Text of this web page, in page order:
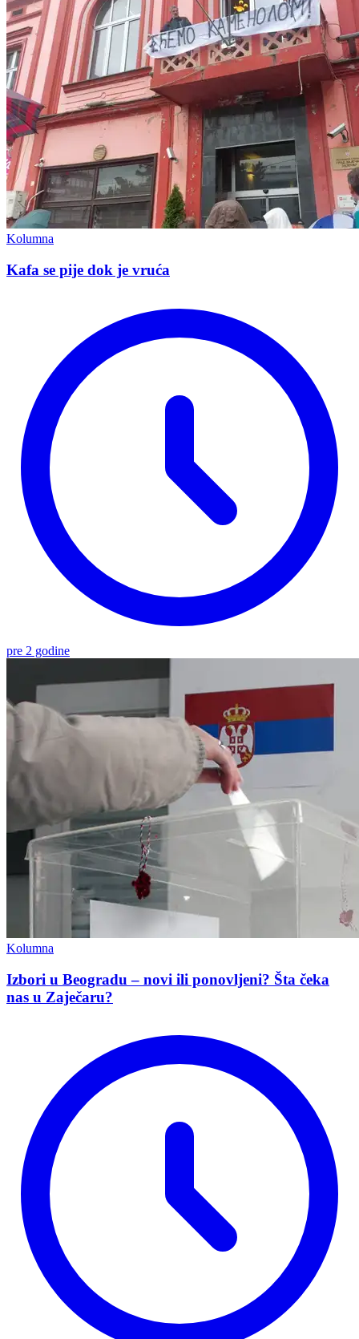
Kolumna
Kafa se pije dok je vruća
pre 2 godine
Kolumna
Izbori u Beogradu – novi ili ponovljeni? Šta čeka
nas u Zaječaru?